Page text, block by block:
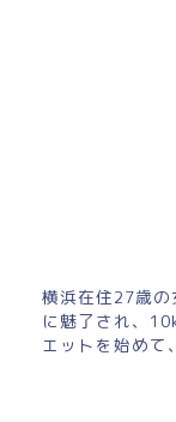
横浜在住27歳の
に魅了され、
エットを始めて